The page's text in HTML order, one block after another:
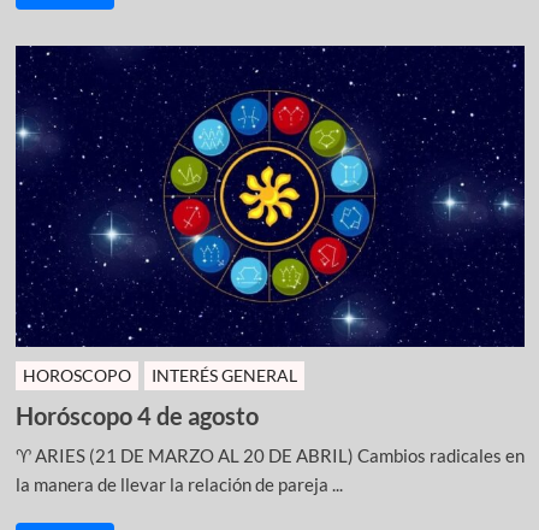
HOROSCOPO INTERÉS GENERAL
Horóscopo 4 de agosto
♈ ARIES (21 DE MARZO AL 20 DE ABRIL) Cambios radicales en
la manera de llevar la relación de pareja ...